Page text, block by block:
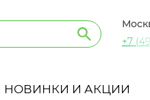
+7
НОВИНКИ И АКЦИИ